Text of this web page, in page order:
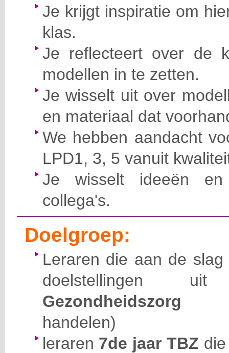
Je krijgt inspiratie om
klas.
Je reflecteert over de
modellen in te zetten.
Je wisselt uit over
en materiaal dat
We hebben aandacht
LPD1, 3, 5 vanuit
Je wisselt ideeën
collega's.
Doelgroep:
Leraren die aan de
doelstellingen
Gezondheidszorg
handelen)
leraren 7de jaar TBZ